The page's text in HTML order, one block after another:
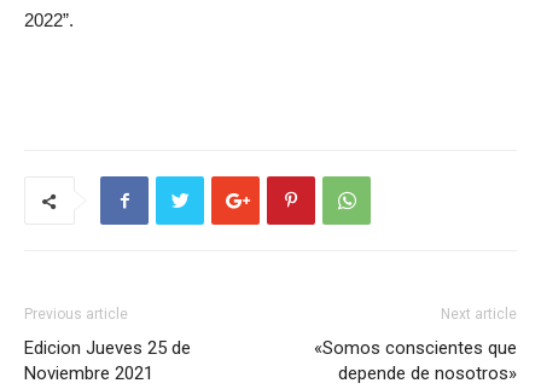
2022”.
Previous article
Edicion Jueves 25 de
Noviembre 2021
Next article
«Somos conscientes que
depende de nosotros»